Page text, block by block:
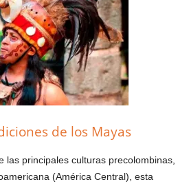
de los Mayas
las principales culturas precolombinas,
(América Central), esta